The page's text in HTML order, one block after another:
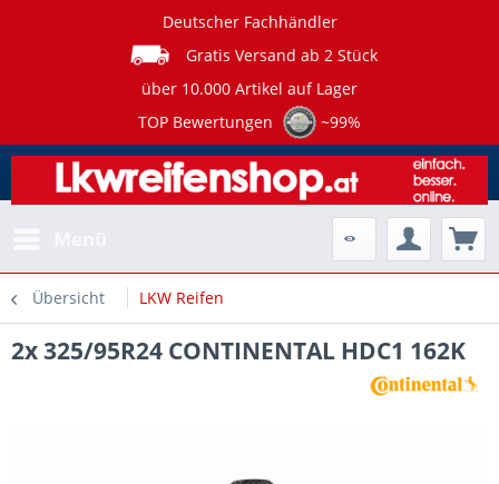
Deutscher Fachhändler
Gratis Versand ab 2 Stück
über 10.000 Artikel auf Lager
TOP Bewertungen
~99%
Übersicht LKW Reifen
2x 325/95R24 CONTINENTAL HDC1 162K